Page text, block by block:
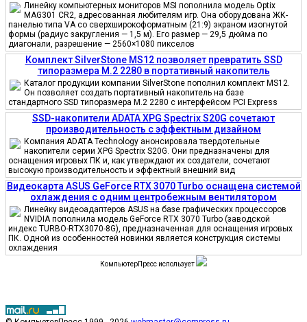
Линейку компьютерных мониторов MSI пополнила модель Optix
MAG301 CR2, адресованная любителям игр. Она оборудована ЖК-
панелью типа VA со сверхширокоформатным (21:9) экраном изогнутой
формы (радиус закругления — 1,5 м). Его размер — 29,5 дюйма по
диагонали, разрешение — 2560×1080 пикселов
Комплект SilverStone MS12 позволяет превратить SSD
типоразмера M.2 2280 в портативный накопитель
Каталог продукции компании SilverStone пополнил комплект MS12.
Он позволяет создать портативный накопитель на базе
стандартного SSD типоразмера M.2 2280 с интерфейсом PCI Express
SSD-накопители ADATA XPG Spectrix S20G сочетают
производительность с эффектным дизайном
Компания ADATA Technology анонсировала твердотельные
накопители серии XPG Spectrix S20G. Они предназначены для
оснащения игровых ПК и, как утверждают их создатели, сочетают
высокую производительность и эффектный внешний вид
Видеокарта ASUS GeForce RTX 3070 Turbo оснащена системой
охлаждения с одним центробежным вентилятором
Линейку видеоадаптеров ASUS на базе графических процессоров
NVIDIA пополнила модель GeForce RTX 3070 Turbo (заводской
индекс TURBO-RTX3070-8G), предназначенная для оснащения игровых
ПК. Одной из особенностей новинки является конструкция системы
охлаждения
КомпьютерПресс использует